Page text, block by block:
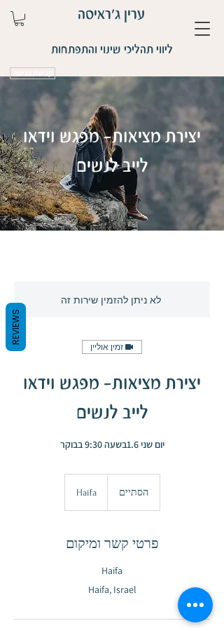
ערין ג'ראיסה
ליווי תהליכי שינוי והתפתחות
יצירת מציאות- מפגש וידאו
לייב לנשים
לא ניתן להזמין שירות זה
זמין אוליין
יצירת מציאות- מפגש וידאו
לייב לנשים
יום שני 1.6בשעה 9:30 בבוקר
הסתיים
י
Haifa
פרטי קשר ומיקום
Haifa
Haifa, Israel
REVIEWS